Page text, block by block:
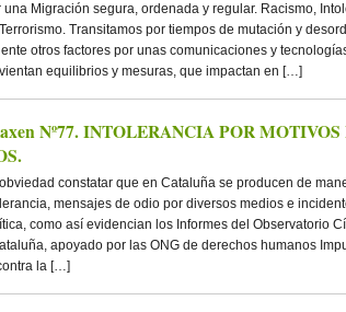
Migración segura, ordenada y regular. Racismo,
Transitamos por tiempos de mutación y
otros factores por unas comunicaciones y
equilibrios y mesuras, que impactan en […]
Nº77. INTOLERANCIA POR
constatar que en Cataluña se producen de
mensajes de odio por diversos medios e
como así evidencian los Informes del Observatorio
apoyado por las ONG de derechos humanos
la […]